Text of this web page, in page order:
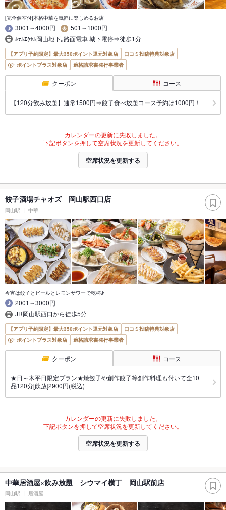
[完全個室付]本格中華を気軽に楽しめるお店
3001～4000円
501～1000円
ﾎﾃﾙｴｸｾﾙ岡山地下｡路面電車 城下電停⇒徒歩1分
【アプリ予約限定】最大350ポイント還元対象店
口コミ投稿特典対象店
ポイントプラス対象店
適格請求書発行事業者
クーポン コース
【120分飲み放題】通常1500円⇒餃子食べ放題コース予約は1000円！
カレンダーの更新に失敗しました。
下記ボタンを押して空席状況を更新してください。
空席状況を更新する
餃子酒場チャオズ 岡山駅西口店
岡山駅 中華
今宵は餃子とビールとレモンサワーで乾杯♪
2001～3000円
JR岡山駅西口から徒歩5分
【アプリ予約限定】最大350ポイント還元対象店
口コミ投稿特典対象店
ポイントプラス対象店
適格請求書発行事業者
クーポン コース
★日～木平日限定プラン★焼餃子や創作餃子等創作料理も付いて全10
品120分[飲放]2900円(税込)
カレンダーの更新に失敗しました。
下記ボタンを押して空席状況を更新してください。
空席状況を更新する
中華居酒屋×飲み放題 シウマイ横丁 岡山駅前店
岡山駅 居酒屋